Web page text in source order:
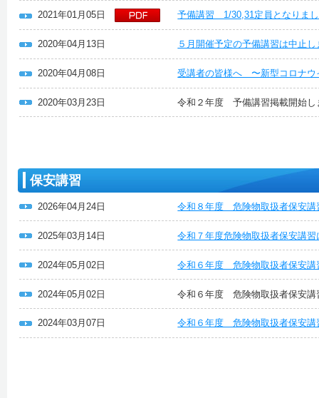
2021年01月05日 予備講習 1/30,31定員となりま
2020年04月13日 ５月開催予定の予備講習は中止し
2020年04月08日 受講者の皆様へ 〜新型コロナウ
2020年03月23日 令和２年度 予備講習掲載開始
保安講習
2026年04月24日 令和８年度 危険物取扱者保安講
2025年03月14日 令和７年度危険物取扱者保安講習
2024年05月02日 令和６年度 危険物取扱者保安講
2024年05月02日 令和６年度 危険物取扱者保安講
2024年03月07日 令和６年度 危険物取扱者保安講